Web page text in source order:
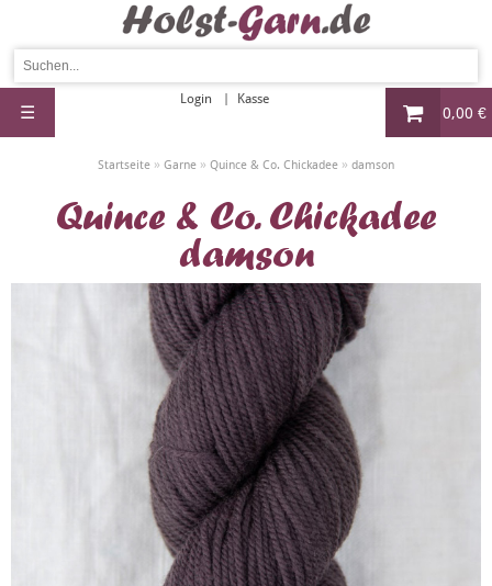
0,00 €
Login Kasse
☰
Startseite » Garne » Quince & Co. Chickadee » damson
Quince & Co. Chickadee
damson